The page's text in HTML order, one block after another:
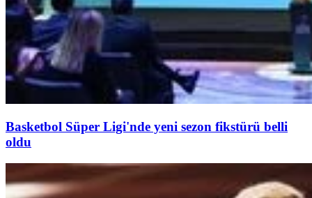
Basketbol Süper Ligi'nde yeni sezon fikstürü belli
oldu